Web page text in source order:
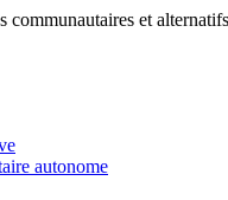
communautaires et
autonome